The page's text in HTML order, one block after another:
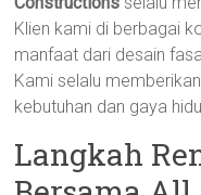
Klien kami di berbagai
manfaat dari desain
Kami selalu
kebutuhan dan gaya
Langkah